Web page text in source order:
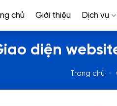
chủ Giới thiệu Dịch vụ
diện
Trang chủ »